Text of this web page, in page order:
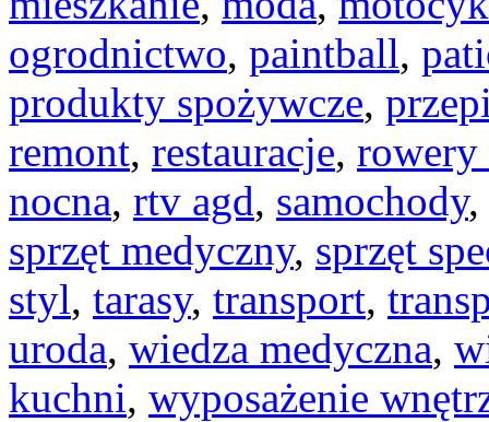
ogrodnictwo, paintball,
produkty spożywcze,
remont, restauracje, rowery
nocna, rtv agd, samochody,
sprzęt medyczny, sprzęt
styl, tarasy, transport,
uroda, wiedza medyczna,
kuchni, wyposażenie